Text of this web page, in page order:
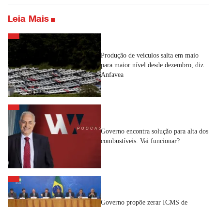
Leia Mais
Produção de veículos salta em maio
para maior nível desde dezembro, diz
Anfavea
Governo encontra solução para alta dos
combustíveis. Vai funcionar?
Governo propõe zerar ICMS de